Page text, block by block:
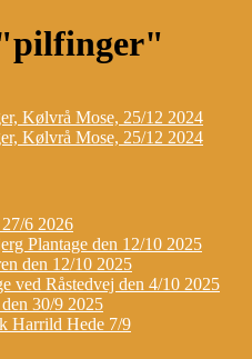
6 2026
Plantage den 12/10 2025
den 12/10 2025
ved Råstedvej den 4/10 2025
30/9 2025
Harrild Hede 7/9